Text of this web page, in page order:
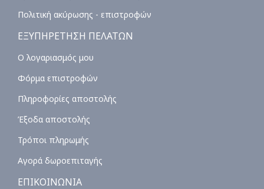
Πολιτική ακύρωσης - επιστροφών
ΕΞΥΠΗΡΕΤΗΣΗ ΠΕΛΑΤΩΝ
Ο λογαριασμός μου
Φόρμα επιστροφών
Πληροφορίες αποστολής
Έξοδα αποστολής
Τρόποι πληρωμής
Αγορά δωροεπιταγής
ΕΠΙΚΟΙΝΩΝΙΑ